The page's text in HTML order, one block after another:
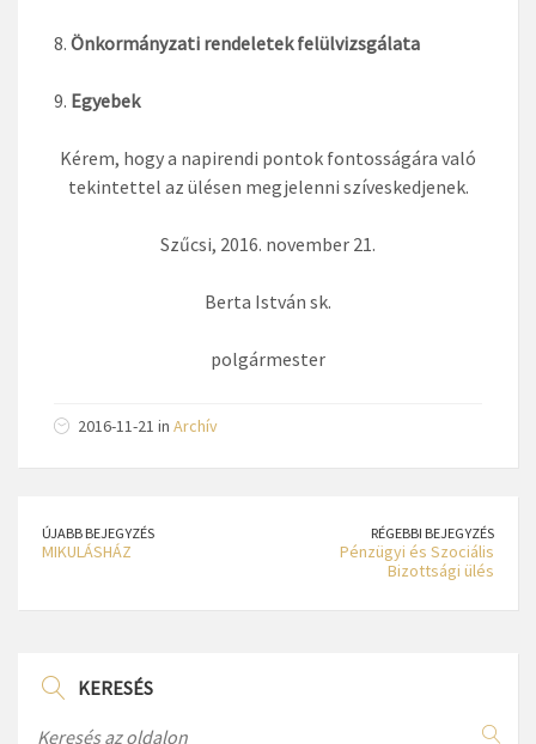
Önkormányzati rendeletek felülvizsgálata
Egyebek
Kérem, hogy a napirendi pontok fontosságára való
tekintettel az ülésen megjelenni szíveskedjenek.
Szűcsi, 2016. november 21.
Berta István sk.
polgármester
2016-11-21 in Archív
ÚJABB BEJEGYZÉS
MIKULÁSHÁZ
RÉGEBBI BEJEGYZÉS
Pénzügyi és Szociális
Bizottsági ülés
KERESÉS